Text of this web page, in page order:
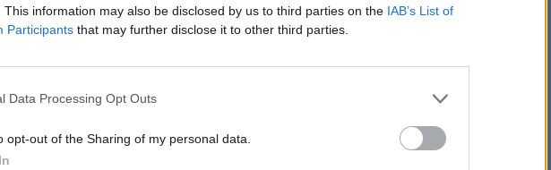
This information may also be disclosed by us to third parties on the IAB’s List of
Participants that may further disclose it to other third parties.
Data Processing Opt Outs
opt-out of the Sharing of my personal data.